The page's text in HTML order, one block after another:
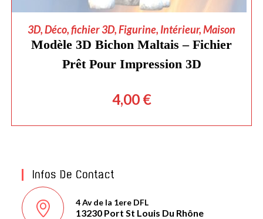
AJOUTER AU PANIER
3D,Déco,fichier 3D,Figurine, Intérieur,Maison
Modèle 3D Bichon Maltais – Fichier
Prêt Pour Impression 3D
4,00 €
Infos De Contact
4 Av de la 1ere DFL
13230 Port St Louis Du Rhône